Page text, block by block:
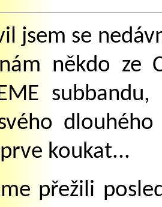
jsem se
někdo ze
koukat...
přežili